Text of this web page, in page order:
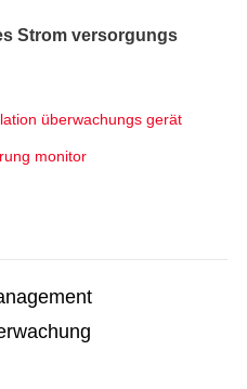
Strom versorgungs
überwachungs gerät
monitor